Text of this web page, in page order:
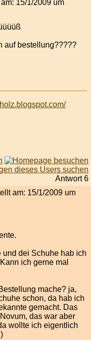
15/1/2009 um
auf bestellung?????
Antwort 6
am: 15/1/2009 um
dei Schuhe hab ich
ich gerne mal
mache? ja,
schon, da hab ich
gemacht. Das
das war aber
wollte ich eigentlich